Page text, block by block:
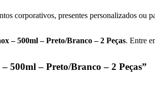
corporativos, presentes personalizados ou
– 500ml – Preto/Branco – 2 Peças. Entre
500ml – Preto/Branco – 2 Peças”